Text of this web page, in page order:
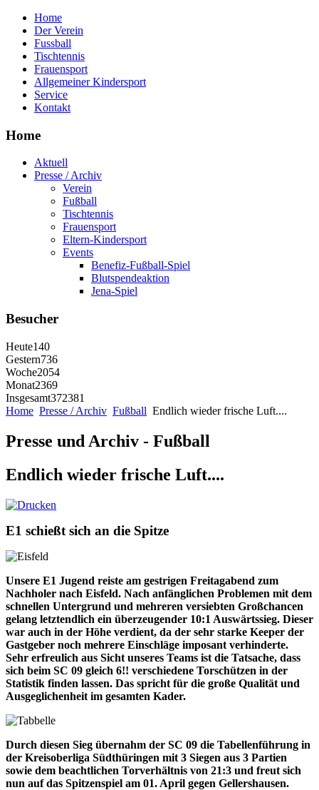
Home
Der Verein
Fussball
Tischtennis
Frauensport
Allgemeiner Kindersport
Service
Kontakt
Home
Aktuell
Presse / Archiv
Verein
Fußball
Tischtennis
Frauensport
Eltern-Kindersport
Events
Benefiz-Fußball-Spiel
Blutspendeaktion
Jena-Spiel
Besucher
Heute140
Gestern736
Woche2054
Monat2369
Insgesamt372381
Home Presse / Archiv Fußball Endlich wieder frische Luft....
Presse und Archiv - Fußball
Endlich wieder frische Luft....
E1 schießt sich an die Spitze
Unsere E1 Jugend reiste am gestrigen Freitagabend zum
Nachholer nach Eisfeld. Nach anfänglichen Problemen mit dem
schnellen Untergrund und mehreren versiebten Großchancen
gelang letztendlich ein überzeugender 10:1 Auswärtssieg. Dieser
war auch in der Höhe verdient, da der sehr starke Keeper der
Gastgeber noch mehrere Einschläge imposant verhinderte.
Sehr erfreulich aus Sicht unseres Teams ist die Tatsache, dass
sich beim SC 09 gleich 6!! verschiedene Torschützen in der
Statistik finden lassen. Das spricht für die große Qualität und
Ausgeglichenheit im gesamten Kader.
Durch diesen Sieg übernahm der SC 09 die Tabellenführung in
der Kreisoberliga Südthüringen mit 3 Siegen aus 3 Partien
sowie dem beachtlichen Torverhältnis von 21:3 und freut sich
nun auf das Spitzenspiel am 01. April gegen Gellershausen.